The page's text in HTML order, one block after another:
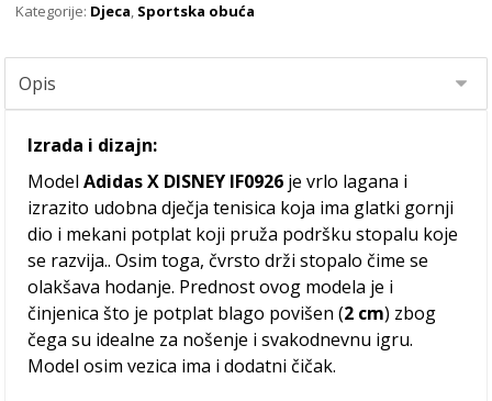
Kategorije: Djeca, Sportska obuća
Izrada i dizajn:
ModelAdidas X DISNEY IF0926 je vrlo lagana i
izrazito udobna dječja tenisica koja ima glatki gornji
dio i mekani potplat koji pruža podršku stopalu koje
se razvija.. Osim toga, čvrsto drži stopalo čime se
olakšava hodanje. Prednost ovog modela je i
činjenica što je potplat blago povišen (2 cm) zbog
čega su idealne za nošenje i svakodnevnu igru.
Model osim vezica ima i dodatni čičak.